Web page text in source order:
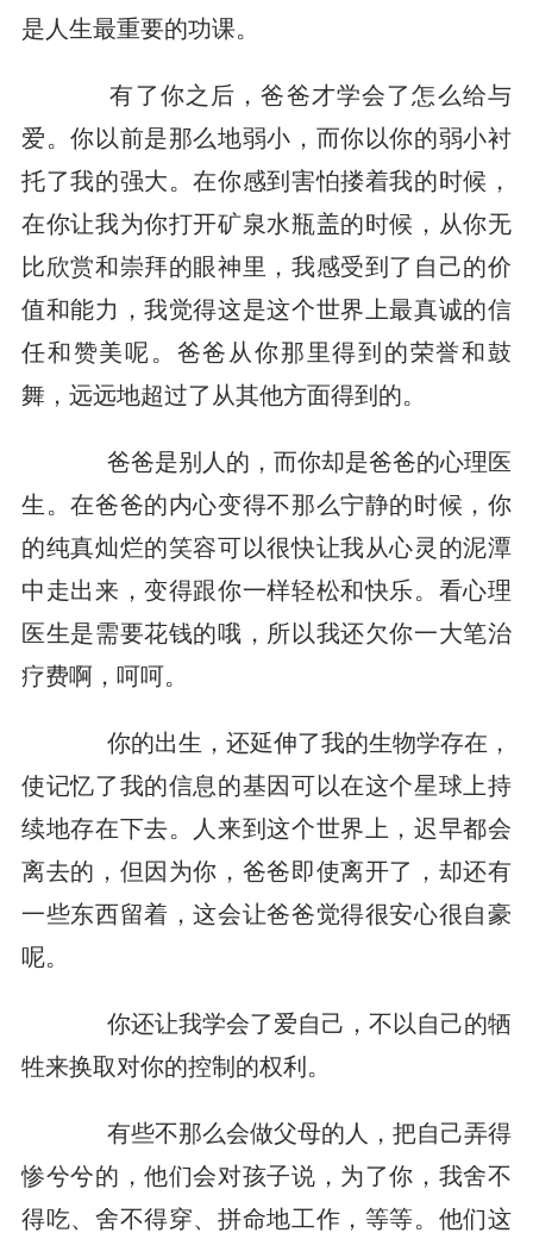
是人生最重要的功课。
有了你之后，爸爸才学会了怎么给与
爱。你以前是那么地弱小，而你以你的弱小衬
托了我的强大。在你感到害怕搂着我的时候，
在你让我为你打开矿泉水瓶盖的时候，从你无
比欣赏和崇拜的眼神里，我感受到了自己的价
值和能力，我觉得这是这个世界上最真诚的信
任和赞美呢。爸爸从你那里得到的荣誉和鼓
舞，远远地超过了从其他方面得到的。
爸爸是别人的，而你却是爸爸的心理医
生。在爸爸的内心变得不那么宁静的时候，你
的纯真灿烂的笑容可以很快让我从心灵的泥潭
中走出来，变得跟你一样轻松和快乐。看心理
医生是需要花钱的哦，所以我还欠你一大笔治
疗费啊，呵呵。
你的出生，还延伸了我的生物学存在，
使记忆了我的信息的基因可以在这个星球上持
续地存在下去。人来到这个世界上，迟早都会
离去的，但因为你，爸爸即使离开了，却还有
一些东西留着，这会让爸爸觉得很安心很自豪
呢。
你还让我学会了爱自己，不以自己的牺
牲来换取对你的控制的权利。
有些不那么会做父母的人，把自己弄得
惨兮兮的，他们会对孩子说，为了你，我舍不
得吃、舍不得穿、拼命地工作，等等。他们这